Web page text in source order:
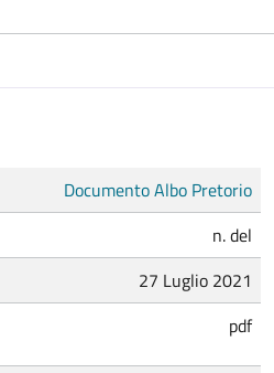
Documento Albo Pretorio
n. del
27 Luglio 2021
pdf